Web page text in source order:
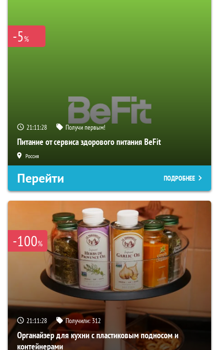
-5%
21:11:28 Получи первым!
Питание от сервиса здорового питания BeFit
Россия
Перейти ПОДРОБНЕЕ
-100%
21:11:28 Получили: 312
Органайзер для кухни с пластиковым подносом и
контейнерами